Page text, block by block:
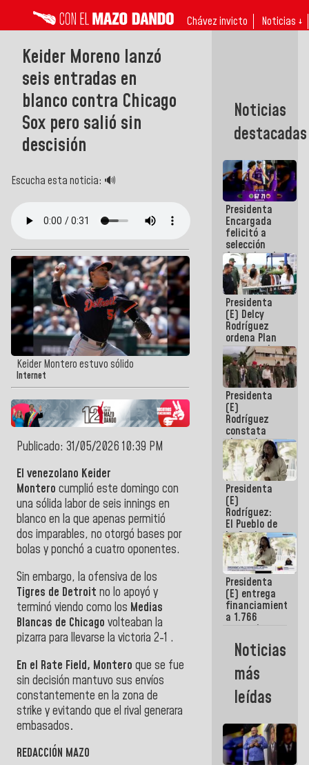
Chávez invicto Noticias ↓
Keider Moreno lanzó
seis entradas en
blanco contra Chicago
Sox pero salió sin
descisión
Escucha esta noticia: 🔊
Keider Montero estuvo sólido
Internet
Publicado: 31/05/2026 10:39 PM
El venezolano Keider
Montero cumplió este domingo con
una sólida labor de seis innings en
blanco en la que apenas permitió
dos imparables, no otorgó bases por
bolas y ponchó a cuatro oponentes.
Sin embargo, la ofensiva de los
Tigres de Detroit no lo apoyó y
terminó viendo como los Medias
Blancas de Chicago volteaban la
pizarra para llevarse la victoria 2-1 .
En el Rate Field, Montero que se fue
sin decisión mantuvo sus envíos
constantemente en la zona de
strike y evitando que el rival generara
embasados.
REDACCIÓN MAZO
Noticias
destacadas
Presidenta
Encargada
felicitó a
selección
femenina de
baloncesto
por su
clasificación
a la
AmeriCup
2027
Presidenta
(E) Delcy
Rodríguez
ordena Plan
maestro de
desarrollo
logístico y
turístico
para La
Guaira
Presidenta
(E)
Rodríguez
constata
obras de
rehabilitación
de Escuela
Militar de
Mamo en La
Guaira
Presidenta
(E)
Rodríguez:
El Pueblo de
La Guaira
siempre
estará
acompañada
por el
Gobierno
Nacional
Presidenta
(E) entrega
financiamientos
a 1.766
comerciantes
emprendedores
afectados
por
terremotos
Noticias
más
leídas